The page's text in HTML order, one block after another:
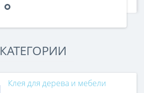
КАТЕГОРИИ
Клея для дерева и мебели